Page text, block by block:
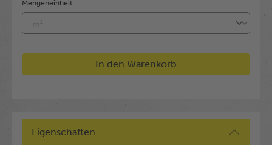
Mengeneinheit
In den Warenkorb
Eigenschaften